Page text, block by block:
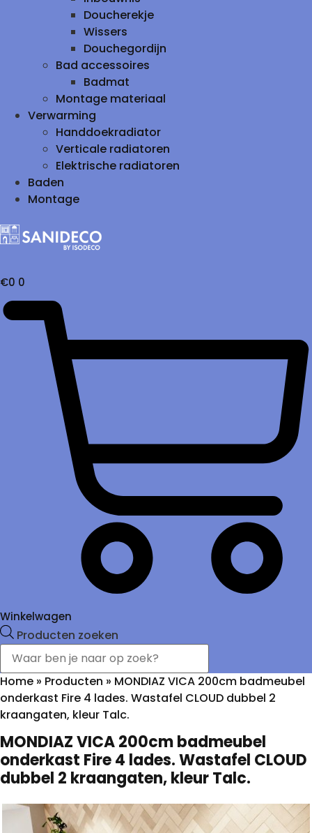
Doucherekje
Wissers
Douchegordijn
Bad accessoires
Badmat
Montage materiaal
Verwarming
Handdoekradiator
Verticale radiatoren
Elektrische radiatoren
Baden
Montage
€0 0
Winkelwagen
Producten zoeken
Home » Producten » MONDIAZ VICA 200cm badmeubel
onderkast Fire 4 lades. Wastafel CLOUD dubbel 2
kraangaten, kleur Talc.
MONDIAZ VICA 200cm badmeubel
onderkast Fire 4 lades. Wastafel CLOUD
dubbel 2 kraangaten, kleur Talc.